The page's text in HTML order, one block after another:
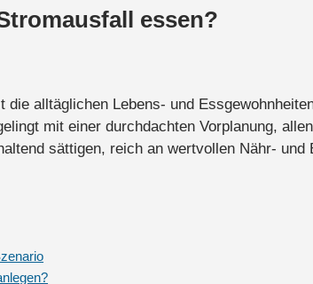
essen?
die alltäglichen Lebens- und
mit einer durchdachten Vorplanung,
sättigen, reich an wertvollen Nähr-